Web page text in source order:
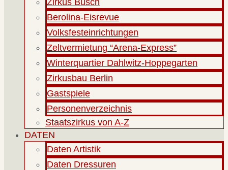
Berolina-Eisrevue
Volksfesteinrichtungen
Zeltvermietung “Arena-Express”
Winterquartier Dahlwitz-Hoppegarten
Zirkusbau Berlin
Gastspiele
Personenverzeichnis
Staatszirkus von A-Z
DATEN
Daten Artistik
Daten Dressuren